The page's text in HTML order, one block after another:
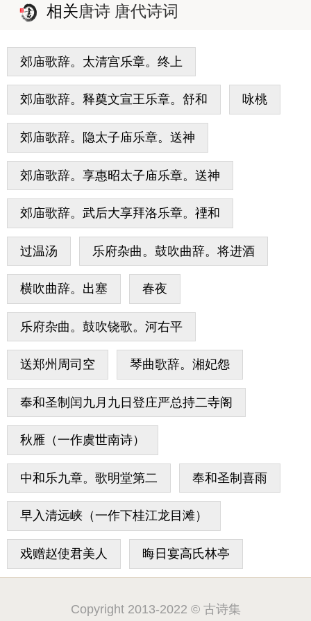
相关唐诗 唐代诗词
郊庙歌辞。太清宫乐章。终上
郊庙歌辞。释奠文宣王乐章。舒和 咏桃
郊庙歌辞。隐太子庙乐章。送神
郊庙歌辞。享惠昭太子庙乐章。送神
郊庙歌辞。武后大享拜洛乐章。禋和
过温汤 乐府杂曲。鼓吹曲辞。将进酒
横吹曲辞。出塞 春夜
乐府杂曲。鼓吹铙歌。河右平
送郑州周司空 琴曲歌辞。湘妃怨
奉和圣制闰九月九日登庄严总持二寺阁
秋雁（一作虞世南诗）
中和乐九章。歌明堂第二 奉和圣制喜雨
早入清远峡（一作下桂江龙目滩）
戏赠赵使君美人 晦日宴高氏林亭
Copyright 2013-2022 © 古诗集